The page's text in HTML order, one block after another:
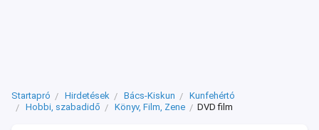
Startapró Hirdetések Bács-Kiskun
Kunfehértó
Hobbi, szabadidő
Könyv, Film, Zene DVD film